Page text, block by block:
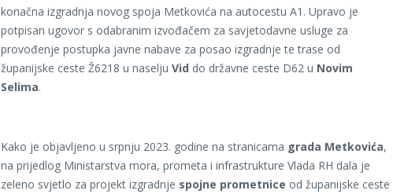
konačna izgradnja novog spoja Metkovića na autocestu A1. Upravo je
potpisan ugovor s odabranim izvođačem za savjetodavne usluge za
provođenje postupka javne nabave za posao izgradnje te trase od
županijske ceste Ž6218 u naselju Vid do državne ceste D62 u Novim
Selima.
Kako je objavljeno u srpnju 2023. godine na stranicama grada Metkovića,
na prijedlog Ministarstva mora, prometa i infrastrukture Vlada RH dala je
zeleno svjetlo za projekt izgradnje spojne prometnice od županijske ceste